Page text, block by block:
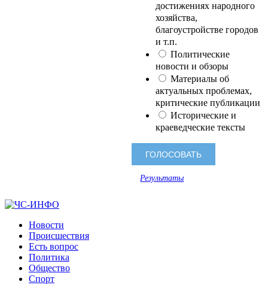
достижениях народного
хозяйства,
благоустройстве городов
и т.п.
Политические
новости и обзоры
Материалы об
актуальных проблемах,
критические публикации
Исторические и
краеведческие тексты
Результаты
Новости
Происшествия
Есть вопрос
Политика
Общество
Спорт